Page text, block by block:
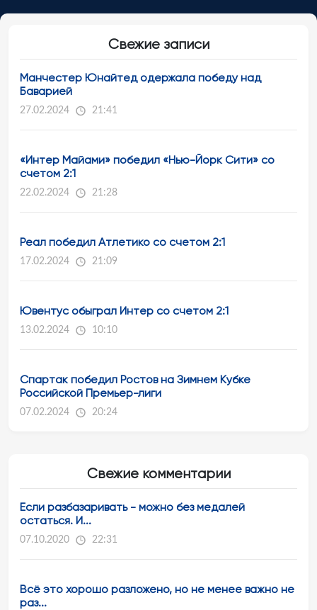
Свежие записи
Манчестер Юнайтед одержала победу над
Баварией
27.02.2024 21:41
«Интер Майами» победил «Нью-Йорк Сити» со
счетом 2:1
22.02.2024 21:28
Реал победил Атлетико со счетом 2:1
17.02.2024 21:09
Ювентус обыграл Интер со счетом 2:1
13.02.2024 10:10
Спартак победил Ростов на Зимнем Кубке
Российской Премьер-лиги
07.02.2024 20:24
Свежие комментарии
Если разбазаривать - можно без медалей
остаться. И...
07.10.2020 22:31
Всё это хорошо разложено, но не менее важно не
раз...